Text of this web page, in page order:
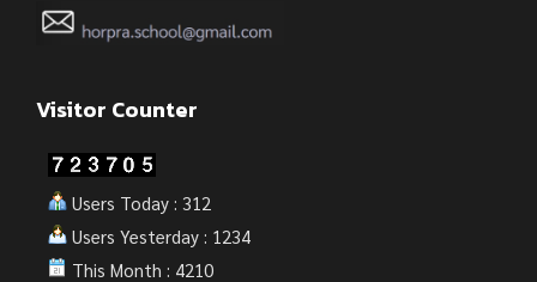
Visitor Counter
Users Today : 312
Users Yesterday : 1234
This Month : 4210